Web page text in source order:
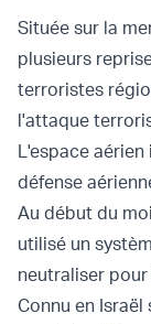
Située sur la
plusieurs
terroristes
l'attaque
L'espace
défense
Au début du
utilisé un
neutraliser
Connu en